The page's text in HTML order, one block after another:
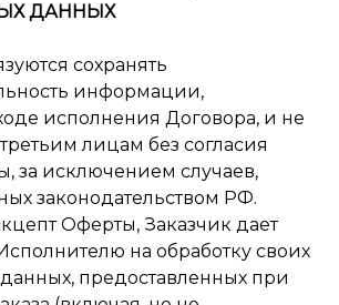
ДАННЫХ
сохранять
информации,
исполнения Договора, и не
лицам без согласия
за исключением случаев,
законодательством РФ.
Оферты, Заказчик дает
на обработку своих
предоставленных при